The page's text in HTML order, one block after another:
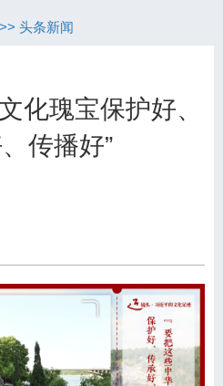
>> 头条新闻
化瑰宝保护好、
传播好”